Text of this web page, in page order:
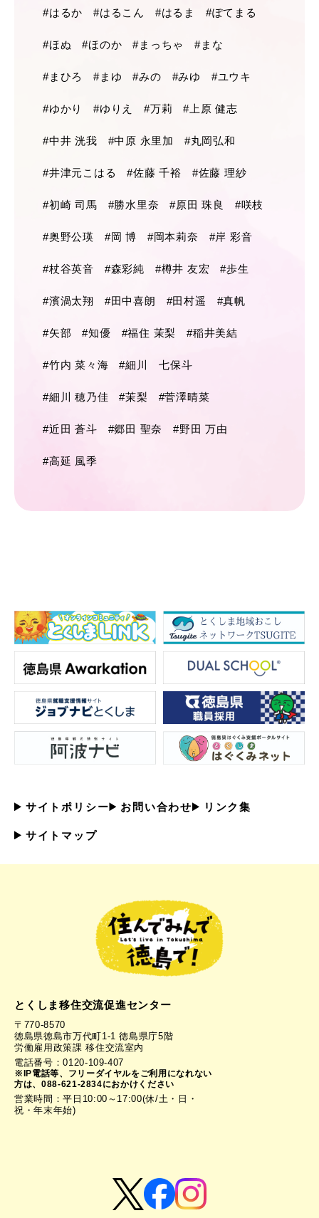
#はるか #はるこん #はるま #ぽてまる
#ほぬ #ほのか #まっちゃ #まな
#まひろ #まゆ #みの #みゆ #ユウキ
#ゆかり #ゆりえ #万莉 #上原 健志
#中井 洸我 #中原 永里加 #丸岡弘和
#井津元こはる #佐藤 千裕 #佐藤 理紗
#初崎 司馬 #勝水里奈 #原田 珠良 #咲枝
#奥野公瑛 #岡 博 #岡本莉奈 #岸 彩音
#杖谷英音 #森彩純 #樽井 友宏 #歩生
#濱渦太翔 #田中喜朗 #田村遥 #真帆
#矢部 #知優 #福住 茉梨 #稲井美結
#竹内 菜々海 #細川 七保斗
#細川 穂乃佳 #茉梨 #菅澤晴菜
#近田 蒼斗 #郷田 聖奈 #野田 万由
#高延 風季
サイトポリシー お問い合わせ リンク集
サイトマップ
とくしま移住交流促進センター
〒770-8570
徳島県徳島市万代町1-1 徳島県庁5階
労働雇用政策課 移住交流室内
電話番号：0120-109-407
※IP電話等、フリーダイヤルをご利用になれない
方は、088-621-2834におかけください
営業時間：平日10:00～17:00(休/土・日・
祝・年末年始)